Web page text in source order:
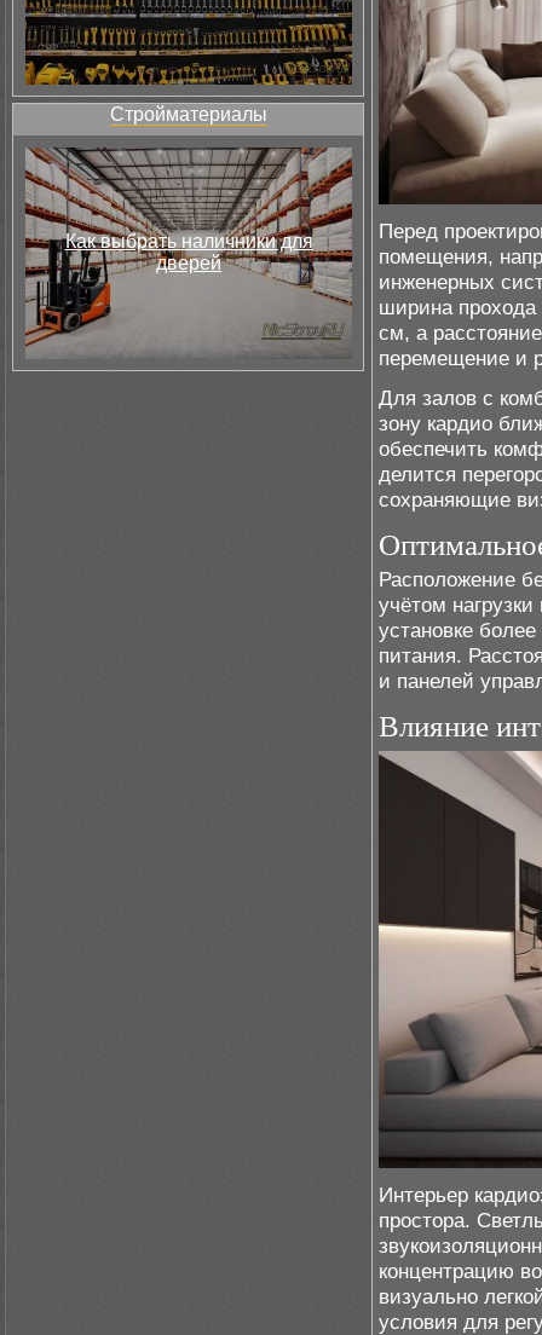
Стройматериалы
Как выбрать наличники для
дверей
Перед
помещения,
инженерных
ширина
см, а
перемещение и
Для залов с
зону кардио
обеспечить
делится
сохраняющие
Расположение
учётом
установке
питания.
и панелей
Влияние
Интерьер
простора.
концентрацию
визуально
условия для